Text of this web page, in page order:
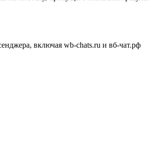
включая wb-chats.ru и вб-чат.рф